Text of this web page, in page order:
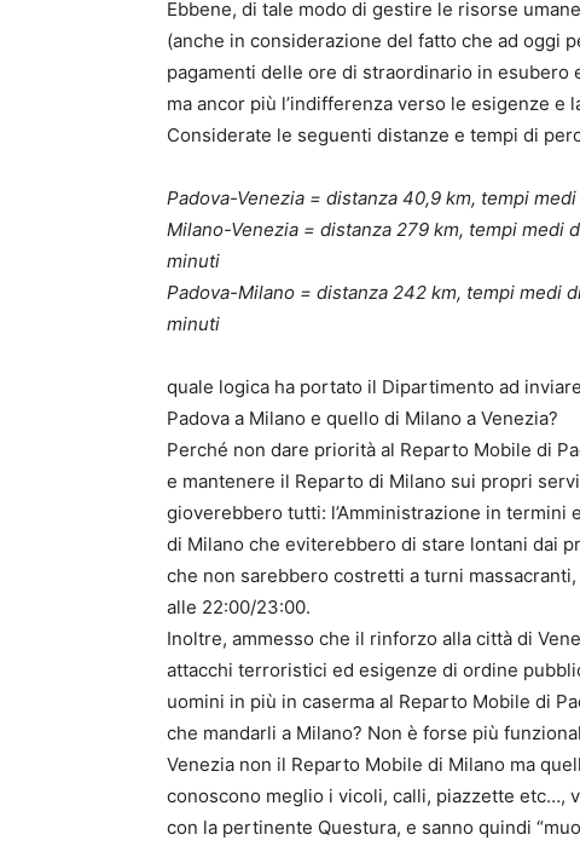
Ebbene, di tale modo di gestire le risorse
(anche in considerazione del fatto che ad oggi
pagamenti delle ore di straordinario in
ma ancor più l’indifferenza verso le esigenze e
Considerate le seguenti distanze e tempi di
Padova-Venezia = distanza 40,9 km, tempi
Milano-Venezia = distanza 279 km, tempi
minuti
Padova-Milano = distanza 242 km, tempi medi
minuti
quale logica ha portato il Dipartimento ad
Padova a Milano e quello di Milano a Venezia?
Perché non dare priorità al Reparto Mobile di
e mantenere il Reparto di Milano sui propri
gioverebbero tutti: l’Amministrazione in
di Milano che eviterebbero di stare lontani dai
che non sarebbero costretti a turni
alle 22:00/23:00.
Inoltre, ammesso che il rinforzo alla città di
attacchi terroristici ed esigenze di ordine
uomini in più in caserma al Reparto Mobile di
che mandarli a Milano? Non è forse più
Venezia non il Reparto Mobile di Milano ma
conoscono meglio i vicoli, calli, piazzette etc…,
con la pertinente Questura, e sanno quindi